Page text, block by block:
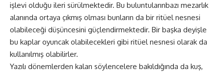
işlevi olduğu ileri sürülmektedir. Bu buluntularınbazı mezarlık
alanında ortaya çıkmış olması bunların da bir ritüel nesnesi
olabileceği düşüncesini güçlendirmektedir. Bir başka deyişle
bu kaplar oyuncak olabilecekleri gibi ritüel nesnesi olarak da
kullanılmış olabilirler.
Yazılı dönemlerden kalan söylencelere bakıldığında da kuş,